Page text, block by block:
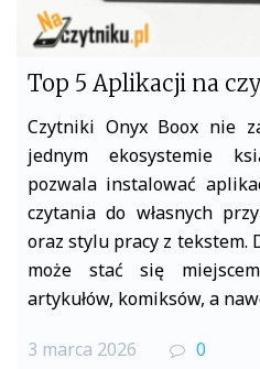
Top 5 Aplikacji na
Czytniki Onyx Boox nie
jednym ekosystemie
pozwala instalować
czytania do własnych
oraz stylu pracy z tekstem.
może stać się
artykułów, komiksów, a
3 marca 2026 0